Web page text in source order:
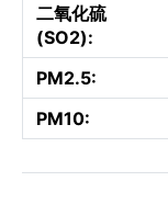
二氧化硫
(SO2):
PM2.5:
PM10: